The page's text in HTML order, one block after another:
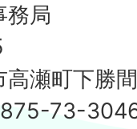
務局
高瀬町下勝
73-